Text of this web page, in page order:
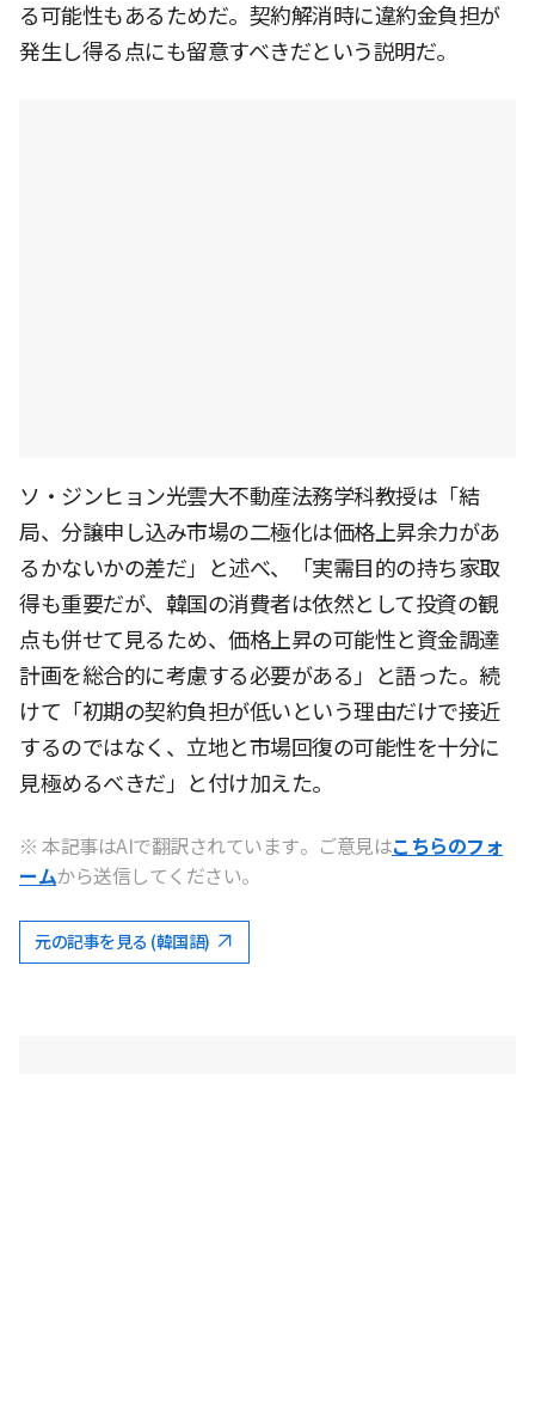
る可能性もあるためだ。契約解消時に違約金負担が
発生し得る点にも留意すべきだという説明だ。
ソ・ジンヒョン光雲大不動産法務学科教授は「結
局、分譲申し込み市場の二極化は価格上昇余力があ
るかないかの差だ」と述べ、「実需目的の持ち家取
得も重要だが、韓国の消費者は依然として投資の観
点も併せて見るため、価格上昇の可能性と資金調達
計画を総合的に考慮する必要がある」と語った。続
けて「初期の契約負担が低いという理由だけで接近
するのではなく、立地と市場回復の可能性を十分に
見極めるべきだ」と付け加えた。
※ 本記事はAIで翻訳されています。ご意見はこちらのフォ
ームから送信してください。
元の記事を見る (韓国語)